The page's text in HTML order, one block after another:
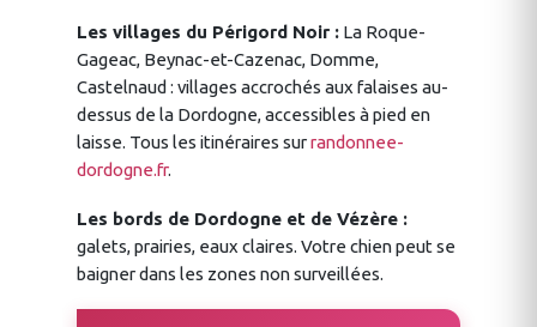
Les villages du Périgord Noir : La Roque-
Gageac, Beynac-et-Cazenac, Domme,
Castelnaud : villages accrochés aux falaises au-
dessus de la Dordogne, accessibles à pied en
laisse. Tous les itinéraires surrandonnee-
dordogne.fr.
Les bords de Dordogne et de Vézère :
galets, prairies, eaux claires. Votre chien peut se
baigner dans les zones non surveillées.